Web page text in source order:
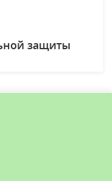
защиты